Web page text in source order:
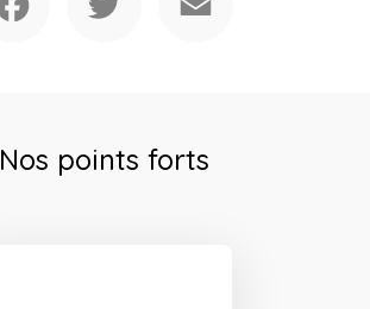
Nos points forts